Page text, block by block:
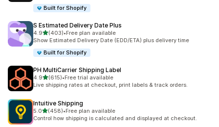
Built for Shopify
S Estimated Delivery Date Plus
4.9별 5개 중
(403)
총 리뷰 403개
•Free plan available
Show Estimated Delivery Date (EDD/ETA) plus delivery time
Built for Shopify
PH MultiCarrier Shipping Label
4.9별 5개 중
(615)
총 리뷰 615개
•Free trial available
Live shipping rates at checkout, print labels & track orders.
Intuitive Shipping
5.0별 5개 중
(458)
총 리뷰 458개
•Free plan available
Control how shipping is calculated and displayed at checkout.